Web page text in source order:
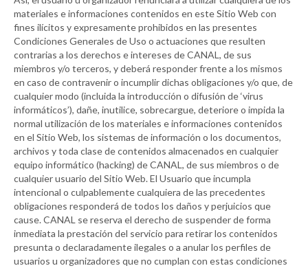
materiales e informaciones contenidos en este Sitio Web con
fines ilícitos y expresamente prohibidos en las presentes
Condiciones Generales de Uso o actuaciones que resulten
contrarias a los derechos e intereses deCANAL , de sus
miembros y/o terceros, y deberá responder frente a los mismos
en caso de contravenir o incumplir dichas obligaciones y/o que, de
cualquier modo (incluida la introducción o difusión de ‘virus
informáticos’), dañe, inutilice, sobrecargue, deteriore o impida la
normal utilización de los materiales e informaciones contenidos
en el Sitio Web, los sistemas de información o los documentos,
archivos y toda clase de contenidos almacenados en cualquier
equipo informático (hacking) deCANAL , de sus miembros o de
cualquier usuario del Sitio Web. El Usuario que incumpla
intencional o culpablemente cualquiera de las precedentes
obligaciones responderá de todos los daños y perjuicios que
cause.CANAL se reserva el derecho de suspender de forma
inmediata la prestación del servicio para retirar los contenidos
presunta o declaradamente ilegales o a anular los perfiles de
usuarios u organizadores que no cumplan con estas condiciones